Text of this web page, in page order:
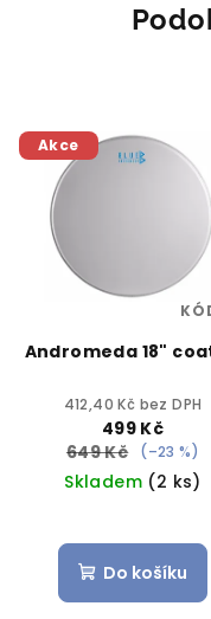
Akce
Andromeda 18"
412,40 Kč bez DPH
499 Kč
649 Kč
(–23 %)
Skladem (2 ks)
Do košíku